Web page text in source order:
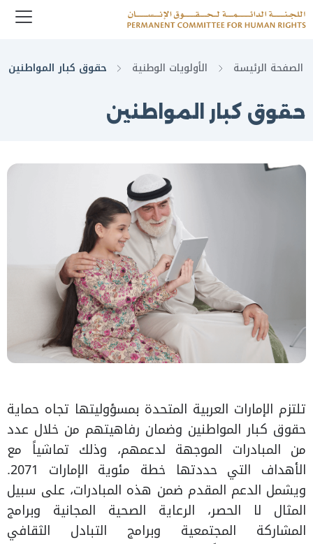
الصفحة الرئيسة الأولويات الوطنية حقوق كبار المواطنين
حقوق كبار المواطنين
تلتزم الإمارات العربية المتحدة بمسؤوليتها تجاه حماية
حقوق كبار المواطنين وضمان رفاهيتهم من خلال عدد
من المبادرات الموجهة لدعمهم، وذلك تماشياً مع
الأهداف التي حددتها خطة مئوية الإمارات 2071.
ويشمل الدعم المقدم ضمن هذه المبادرات، على سبيل
المثال لا الحصر، الرعاية الصحية المجانية وبرامج
المشاركة المجتمعية وبرامج التبادل الثقافي